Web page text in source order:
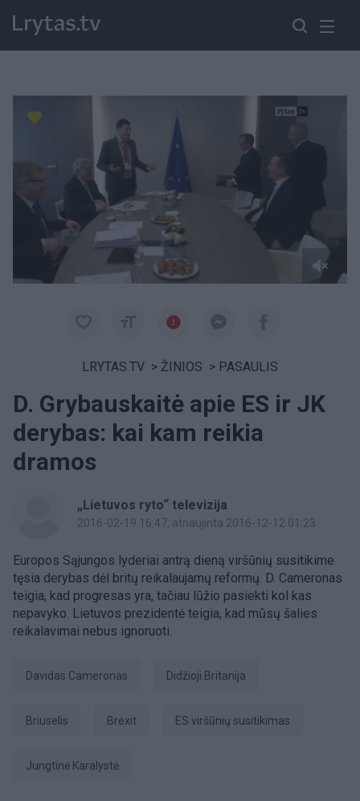
Paremkite Ukrainą
LRYTAS.TV > ŽINIOS > PASAULIS
D. Grybauskaitė apie ES ir JK
derybas: kai kam reikia
dramos
„Lietuvos ryto“ televizija
2016-02-19 16:47, atnaujinta 2016-12-12 01:23
Europos Sąjungos lyderiai antrą dieną viršūnių susitikime
tęsia derybas dėl britų reikalaujamų reformų. D. Cameronas
teigia, kad progresas yra, tačiau lūžio pasiekti kol kas
nepavyko. Lietuvos prezidentė teigia, kad mūsų šalies
reikalavimai nebus ignoruoti.
Davidas Cameronas Didžioji Britanija
Briuselis Brexit ES viršūnių susitikimas
Jungtinė Karalystė